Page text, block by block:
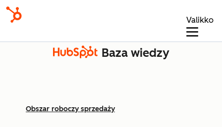
Valikko
Baza wiedzy
Obszar roboczy sprzedaży